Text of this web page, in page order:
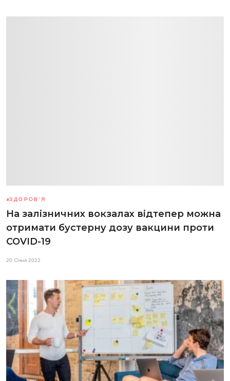
ЗДОРОВ'Я
На залізничних вокзалах відтепер можна
отримати бустерну дозу вакцини проти
COVID-19
20 Січня 2022